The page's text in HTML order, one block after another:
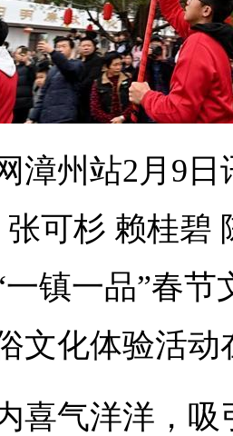
漳州站2月9日
张可杉 赖桂碧
一镇一品”春
文化体验活动
喜气洋洋，